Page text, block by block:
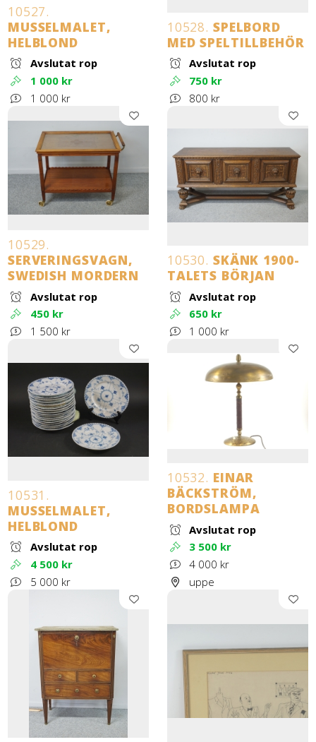
10527.
MUSSELMALET,
HELBLOND
Avslutat rop
1 000 kr
1 000 kr
10528. SPELBORD
MED SPELTILLBEHÖR
Avslutat rop
750 kr
800 kr
10529.
SERVERINGSVAGN,
SWEDISH MORDERN
Avslutat rop
450 kr
1 500 kr
10530. SKÄNK 1900-
TALETS BÖRJAN
Avslutat rop
650 kr
1 000 kr
10531.
MUSSELMALET,
HELBLOND
Avslutat rop
4 500 kr
5 000 kr
10532. EINAR
BÄCKSTRÖM,
BORDSLAMPA
Avslutat rop
3 500 kr
4 000 kr
uppe